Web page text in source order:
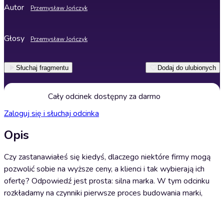
Autor Przemysław Jończyk
Głosy Przemysław Jończyk
Słuchaj fragmentu Dodaj do ulubionych
Cały odcinek dostępny za darmo
Zaloguj się i słuchaj odcinka
Opis
Czy zastanawiałeś się kiedyś, dlaczego niektóre firmy mogą
pozwolić sobie na wyższe ceny, a klienci i tak wybierają ich
ofertę? Odpowiedź jest prosta: silna marka. W tym odcinku
rozkładamy na czynniki pierwsze proces budowania marki,